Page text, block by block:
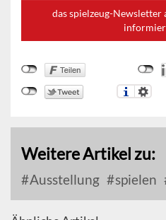
das spielzeug-
Weitere Artikel zu:
Ausstellung spielen